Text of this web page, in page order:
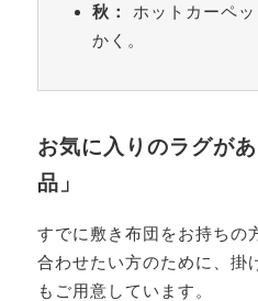
秋：
ホットカーペ
かく。
お気に入りのラグが
品」
すでに敷き布団をお持ちの
合わせたい方のために、掛
もご用意しています。